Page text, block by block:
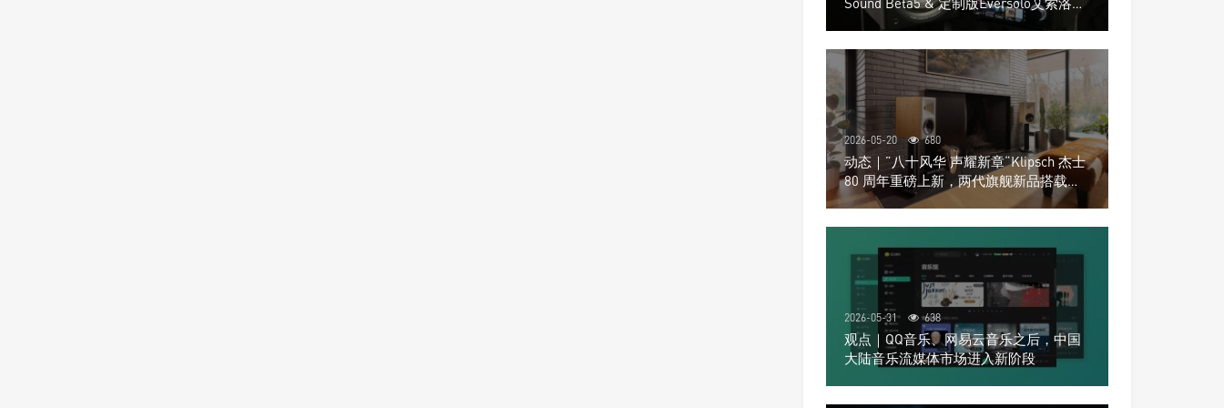
Play音响组合
2026-05-20 680
动态｜”八十风华 声耀新章“Klipsch 杰士
80 周年重磅上新，两代旗舰新品搭载硬
核配置音质再升级
2026-05-31 638
观点｜QQ音乐、网易云音乐之后，中国
大陆音乐流媒体市场进入新阶段